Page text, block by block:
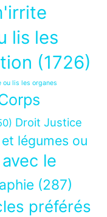
lis les
(1726)
ou lis les organes
Droit Justice
légumes ou
le
(287)
préférés